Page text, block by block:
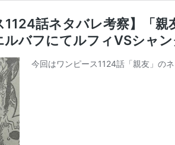
1124話ネタバレ考察】「
ルバフにてルフィVSシャ
今回はワンピース1124話「親友」の